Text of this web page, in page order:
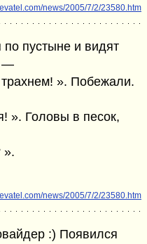
news/2005/7/2/23580.htm
по пустыне и видят
—
». Побежали.
». Головы в песок,
».
news/2005/7/2/23580.htm
:) Появился